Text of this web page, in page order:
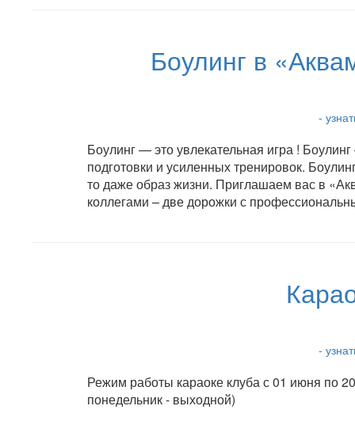
Боулинг в
-
Боулинг — это увлекательная игра !
подготовки и усиленных тренировок.
то даже образ жизни. Приглашаем вас в
коллегами – две дорожки с
-
Режим работы караоке клуба с 01 июня по
понедельник - выходной)